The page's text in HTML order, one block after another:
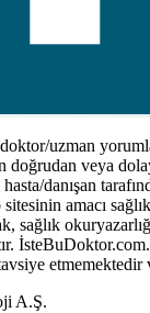
uzman
doğrudan veya
danışan
amacı
sağlık
A.Ş.